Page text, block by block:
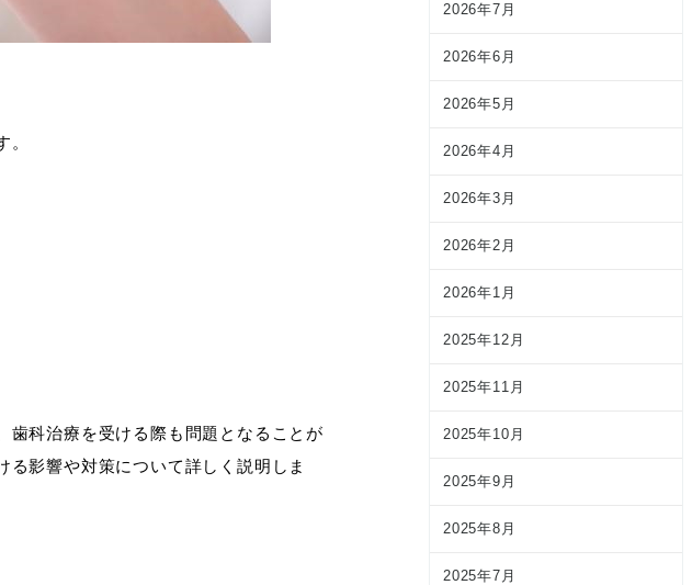
歯科治療を受ける際も問題となることが
影響や対策について詳しく説明しま
2026年7月
2026年6月
2026年5月
2026年4月
2026年3月
2026年2月
2026年1月
2025年12月
2025年11月
2025年10月
2025年9月
2025年8月
2025年7月